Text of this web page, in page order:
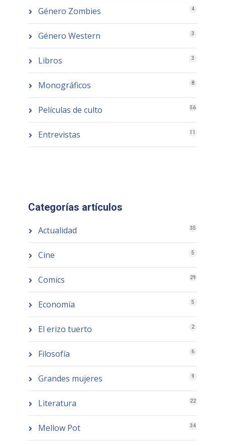
Género Zombies 4
Género Western 3
Libros 3
Monográficos 8
Películas de culto 56
Entrevistas 11
Categorías artículos
Actualidad 35
Cine 5
Comics 29
Economía 5
El erizo tuerto 2
Filosofía 6
Grandes mujeres 9
Literatura 22
Mellow Pot 34